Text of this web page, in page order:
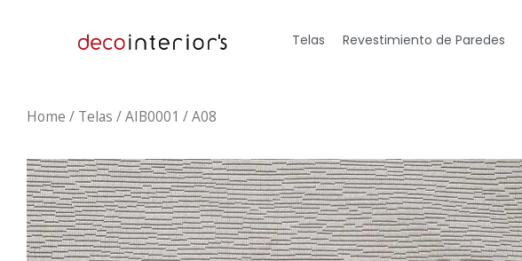
Telas Revestimiento de Paredes
Home / Telas / AIB0001 / A08